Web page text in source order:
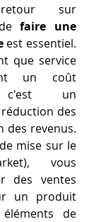
sur
de faire une
est essentiel.
que service
un coût
c'est un
des
des revenus.
mise sur le
vous
des ventes
un produit
de